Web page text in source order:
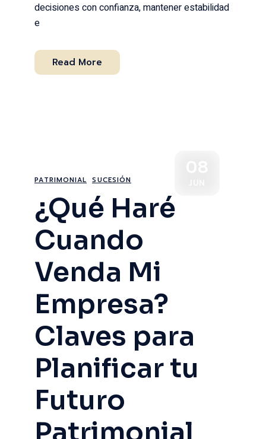
decisiones con confianza, mantener estabilidad
e
Read More
PATRIMONIAL SUCESIÓN
¿Qué Haré
Cuando
Venda Mi
Empresa?
Claves para
Planificar tu
Futuro
Patrimonial